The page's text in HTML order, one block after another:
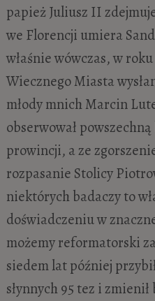
papież Juliusz II
we Florencji umiera
właśnie wówczas, w roku
Wiecznego Miasta
młody mnich Marcin
obserwował
prowincji, a ze
rozpasanie Stolicy
niektórych badaczy to
doświadczeniu w
możemy reformatorski
siedem lat później
słynnych 95 tez i